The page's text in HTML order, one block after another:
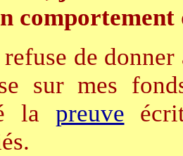
refuse de
sur mes
la preuve